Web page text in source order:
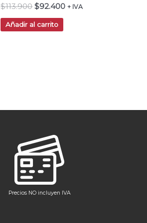
$113.900 $92.400 + IVA
Añadir al carrito
Precios NO incluyen IVA